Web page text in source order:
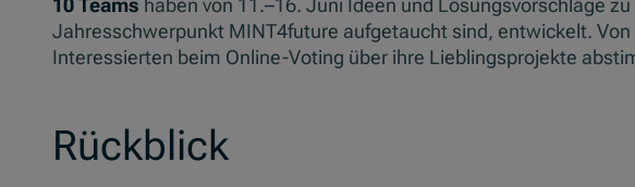
10 Teams haben von 11.–16. Juni Ideen und Lösungsvorschläge
Jahresschwerpunkt MINT4future aufgetaucht sind, entwickelt. Von
Interessierten beim Online-Voting über ihre Lieblingsprojekte
Rückblick